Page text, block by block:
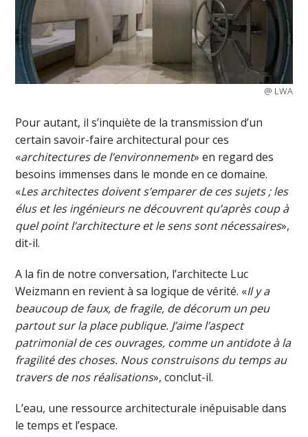
@ LWA
Pour autant, il s’inquiète de la transmission d’un
certain savoir-faire architectural pour ces
«architectures de l’environnement» en regard des
besoins immenses dans le monde en ce domaine.
«Les architectes doivent s’emparer de ces sujets ; les
élus et les ingénieurs ne découvrent qu’après coup à
quel point l’architecture et le sens sont nécessaires»,
dit-il.
A la fin de notre conversation, l’architecte Luc
Weizmann en revient à sa logique de vérité. «Il y a
beaucoup de faux, de fragile, de décorum un peu
partout sur la place publique. J’aime l’aspect
patrimonial de ces ouvrages, comme un antidote à la
fragilité des choses. Nous construisons du temps au
travers de nos réalisations», conclut-il.
L’eau, une ressource architecturale inépuisable dans
le temps et l’espace.